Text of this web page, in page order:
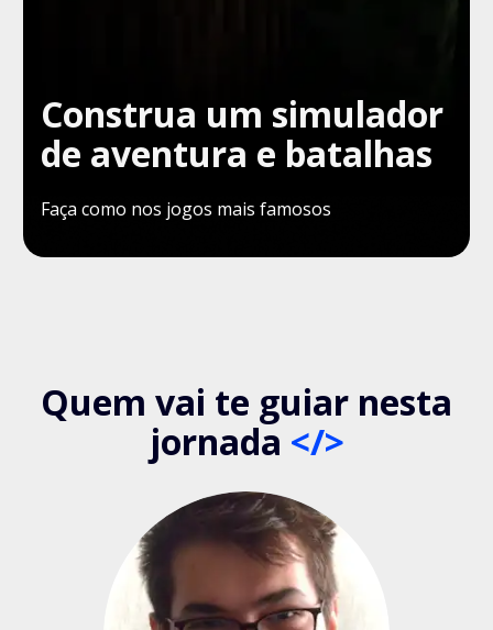
Construa um simulador
de aventura e batalhas
Faça como nos jogos mais famosos
Quem vai te guiar nesta
jornada </>